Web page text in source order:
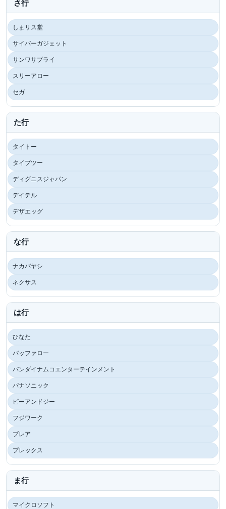
さ行
しまリス堂
サイバーガジェット
サンワサプライ
スリーアロー
セガ
た行
タイトー
タイプツー
ディグニスジャパン
デイテル
デザエッグ
な行
ナカバヤシ
ネクサス
は行
ひなた
バッファロー
バンダイナムコエンターテインメント
パナソニック
ピーアンドジー
フジワーク
ブレア
プレックス
ま行
マイクロソフト